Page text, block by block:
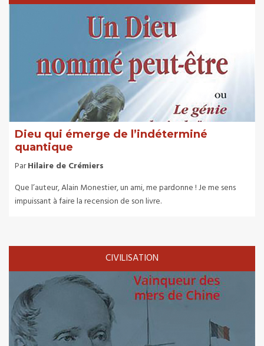
Dieu qui émerge de l’indéterminé
quantique
ParHilaire de Crémiers
Que l’auteur, Alain Monestier, un ami, me pardonne ! Je me sens
impuissant à faire la recension de son livre.
CIVILISATION